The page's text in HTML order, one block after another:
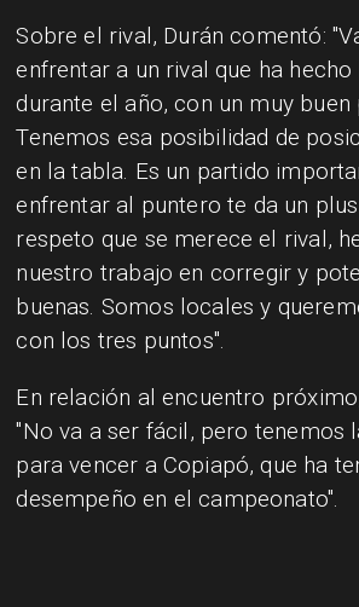
Sobre el rival, Durán comentó:
enfrentar a un rival que ha
durante el año, con un muy buen
Tenemos esa posibilidad de
en la tabla. Es un partido
enfrentar al puntero te da un
respeto que se merece el rival,
nuestro trabajo en corregir y
buenas. Somos locales y
con los tres puntos".
En relación al encuentro
"No va a ser fácil, pero tenemos
para vencer a Copiapó, que ha
desempeño en el campeonato".